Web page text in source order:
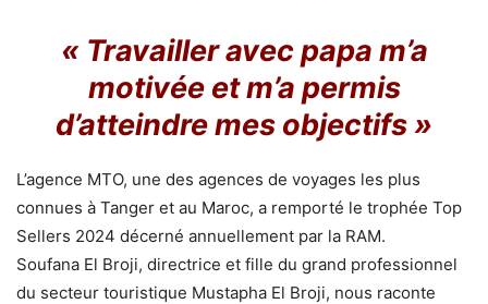
« Travailler avec papa m’a
motivée et m’a permis
d’atteindre mes objectifs »
L’agence MTO, une des agences de voyages les plus
connues à Tanger et au Maroc, a remporté le trophée Top
Sellers 2024 décerné annuellement par la RAM.
Soufana El Broji, directrice et fille du grand professionnel
du secteur touristique Mustapha El Broji, nous raconte